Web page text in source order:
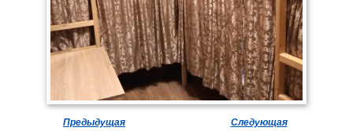
Предыдущая Следующая